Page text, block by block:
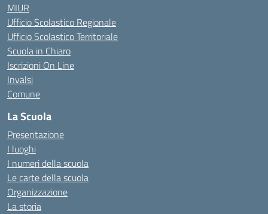
MIUR
Ufficio Scolastico Regionale
Ufficio Scolastico Territoriale
Scuola in Chiaro
Iscrizioni On Line
Invalsi
Comune
La Scuola
Presentazione
I luoghi
I numeri della scuola
Le carte della scuola
Organizzazione
La storia